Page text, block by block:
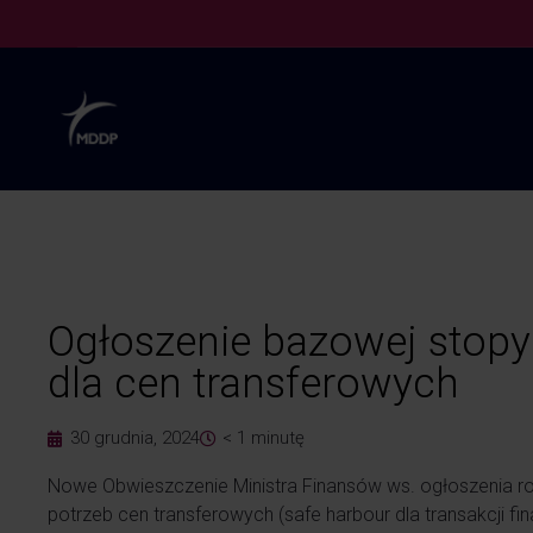
Ogłoszenie bazowej
dla cen transferowych
30 grudnia, 2024 < 1 minutę
Nowe Obwieszczenie Ministra Finansów ws. ogłoszenia
potrzeb cen transferowych (safe harbour dla transakcji